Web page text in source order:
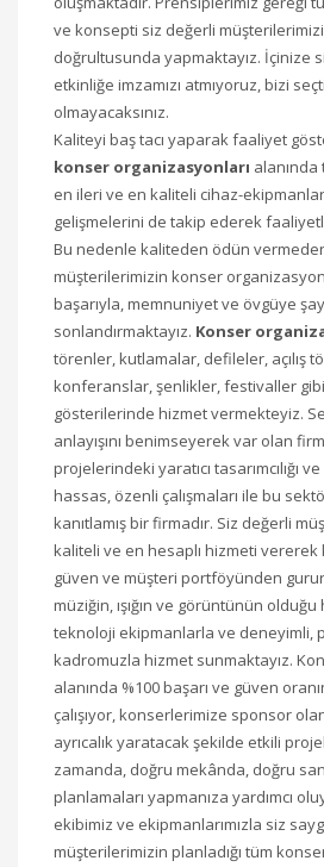
ve konsepti siz değerli
doğrultusunda yapmaktayız. İçinize
etkinliğe imzamızı atmıyoruz, bizi
olmayacaksınız.
Kaliteyi baş tacı yaparak faaliyet
konser organizasyonları
en ileri ve en kaliteli cihaz-
gelişmelerini de takip ederek
Bu nedenle kaliteden ödün
müşterilerimizin konser
başarıyla, memnuniyet ve övgüye
sonlandırmaktayız. Konser
törenler, kutlamalar, defileler, açılış
konferanslar, şenlikler, festivaller gibi
gösterilerinde hizmet vermekteyiz.
anlayışını benimseyerek var olan
projelerindeki yaratıcı tasarımcılığı
hassas, özenli çalışmaları ile bu
kanıtlamış bir firmadır. Siz değerli
kaliteli ve en hesaplı hizmeti vererek
güven ve müşteri portföyünden
müziğin, ışığın ve görüntünün
teknoloji ekipmanlarla ve deneyimli,
kadromuzla hizmet sunmaktayız.
alanında %100 başarı ve güven
çalışıyor, konserlerimize sponsor
ayrıcalık yaratacak şekilde etkili
zamanda, doğru mekânda, doğru
planlamaları yapmanıza yardımcı
ekibimiz ve ekipmanlarımızla siz
müşterilerimizin planladığı tüm